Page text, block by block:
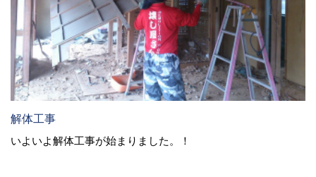
解体工事
いよいよ解体工事が始まりました。！